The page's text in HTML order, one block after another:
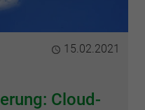
Publiziert
15.02.2021
Cloud-